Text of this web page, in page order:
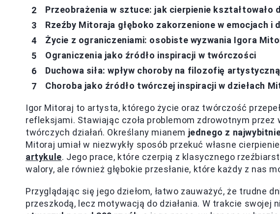
Przeobrażenia w sztuce: jak cierpienie kształtowało
Rzeźby Mitoraja głęboko zakorzenione w emocjach i
Życie z ograniczeniami: osobiste wyzwania Igora
Ograniczenia jako źródło inspiracji w twórczości
Duchowa siła: wpływ choroby na filozofię
Choroba jako źródło twórczej inspiracji w dziełach
Igor Mitoraj to artysta, którego życie oraz twórczość
refleksjami. Stawiając czoła problemom zdrowotnym przez
twórczych działań. Określany mianem jednego z
Mitoraj umiał w niezwykły sposób przekuć własne
artykule. Jego prace, które czerpią z klasycznego
walory, ale również głębokie przesłanie, które każdy z nas
Przyglądając się jego dziełom, łatwo zauważyć, że trudne
przeszkodą, lecz motywacją do działania. W trakcie swojej